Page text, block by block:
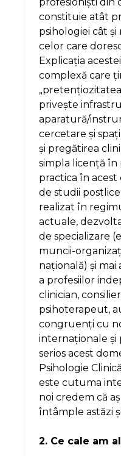
profesionişti din
constituie atât
psihologiei cât
celor care
Explicaţia
complexă care
priveşte
aparatură/
cercetare şi
şi pregătirea
simpla licenţă
practica în acest
de studii
realizat în
actuale,
de specializare
muncii-
naţională) şi mai
a profesiilor
clinician,
psihoterapeut,
congruenţi cu
internaţionale
serios acest
Psihologie
este cutuma
noi credem că
întâmple astăzi
2. Ce cale am